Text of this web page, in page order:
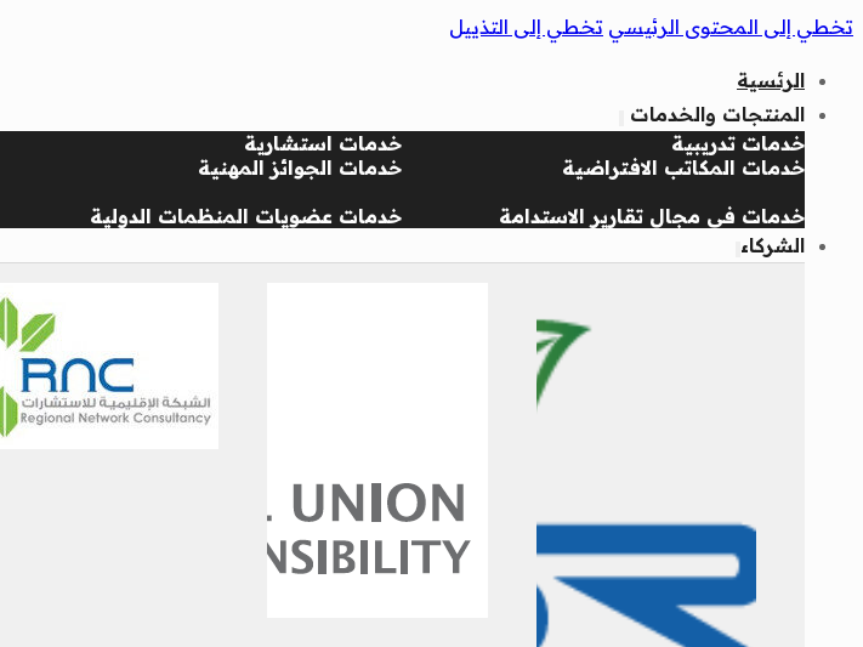
تخطي إلى المحتوى الرئيسي تخطي إلى التذييل
الرئسية
المنتجات والخدمات
خدمات تدريبية
خدمات استشارية
خدمات المكاتب الافتراضية
خدمات الجوائز المهنية
خدمات في مجال تقارير الاستدامة
خدمات عضويات المنظمات الدولية
الشركاء